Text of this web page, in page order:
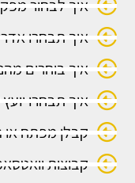
איך לבחור
איך תבחרו
איך בוחרים
איך תבחרו
קבלן מפתח
קבוצות